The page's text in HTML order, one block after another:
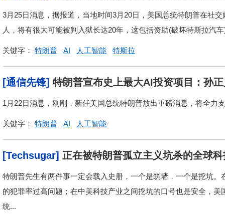
3月25日消息，据报道，当地时间3月20日，美国总统特朗普在社
人，将有很大可能被判入狱长达20年，这包括资助(破坏特斯拉汽
关键字： 特朗普 AI 人工智能 特斯拉
[通信先锋] 特朗普宣布史上最大AI投资项目：孙
1月22日消息，刚刚，新任美国总统特朗普放出重磅消息，将全力
关键字： 特朗普 AI 人工智能
[Techsugar] 正在被特朗普孤立主义坑杀的全球
特朗普先生有两件事一定会载入史册，一个是筑墙，一个是挖坑
的犯罪率过高问题；在中美科技产业之间挖坑的口号也是安全，
统...